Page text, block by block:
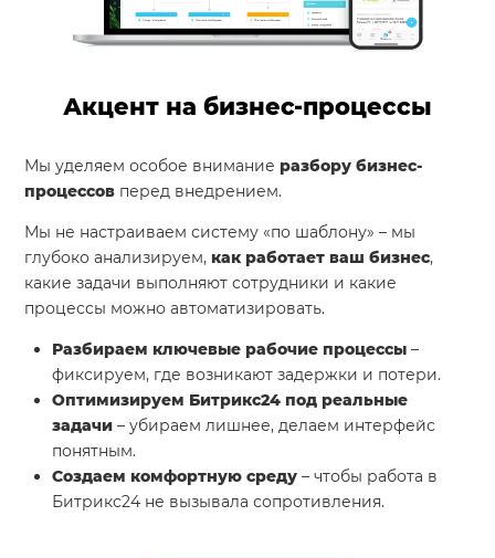
Акцент на бизнес-процессы
Мы уделяем особое внимание разбору бизнес-
процессов перед внедрением.
Мы не настраиваем систему «по шаблону» – мы
глубоко анализируем, как работает ваш бизнес,
какие задачи выполняют сотрудники и какие
процессы можно автоматизировать.
Разбираем ключевые рабочие процессы –
фиксируем, где возникают задержки и потери.
Оптимизируем Битрикс24 под реальные
задачи – убираем лишнее, делаем интерфейс
понятным.
Создаем комфортную среду– чтобы работа в
Битрикс24 не вызывала сопротивления.